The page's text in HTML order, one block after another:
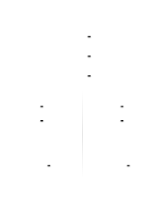
-
-
-
-
-
-
-
-
-